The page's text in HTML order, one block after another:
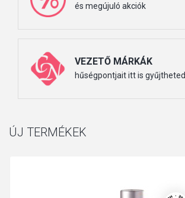
és megújuló akciók
VEZETŐ MÁRKÁK
hűségpontjait itt is gyűjtheted
ÚJ TERMÉKEK